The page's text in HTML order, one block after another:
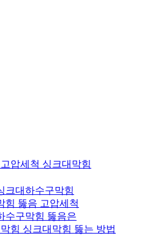
압세척 싱크대막힘
크대하수구막힘
힘 뚫음 고압세척
수구막힘 뚫음은
힘 싱크대막힘 뚫는 방법